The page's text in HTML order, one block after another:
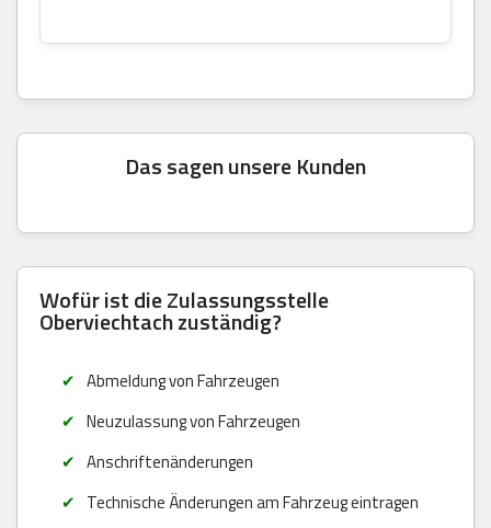
Das sagen unsere Kunden
Wofür ist die Zulassungsstelle
Oberviechtach zuständig?
Abmeldung von Fahrzeugen
Neuzulassung von Fahrzeugen
Anschriftenänderungen
Technische Änderungen am Fahrzeug eintragen